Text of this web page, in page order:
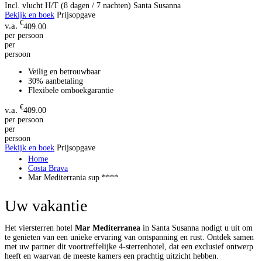
Incl. vlucht H/T (8 dagen / 7 nachten) Santa Susanna
Bekijk en boek Prijsopgave
€409.00
per persoon
per
persoon
Veilig en betrouwbaar
30% aanbetaling
Flexibele omboekgarantie
€409.00
per persoon
per
persoon
Bekijk en boek Prijsopgave
Home
Costa Brava
Mar Mediterrania sup ****
Uw vakantie
Het viersterren hotel Mar Mediterranea in Santa Susanna ​​nodigt u uit om
te genieten van een unieke ervaring van ontspanning en rust. Ontdek samen
met uw partner dit voortreffelijke 4-sterrenhotel, dat een exclusief ontwerp
heeft en waarvan de meeste kamers een prachtig uitzicht hebben.